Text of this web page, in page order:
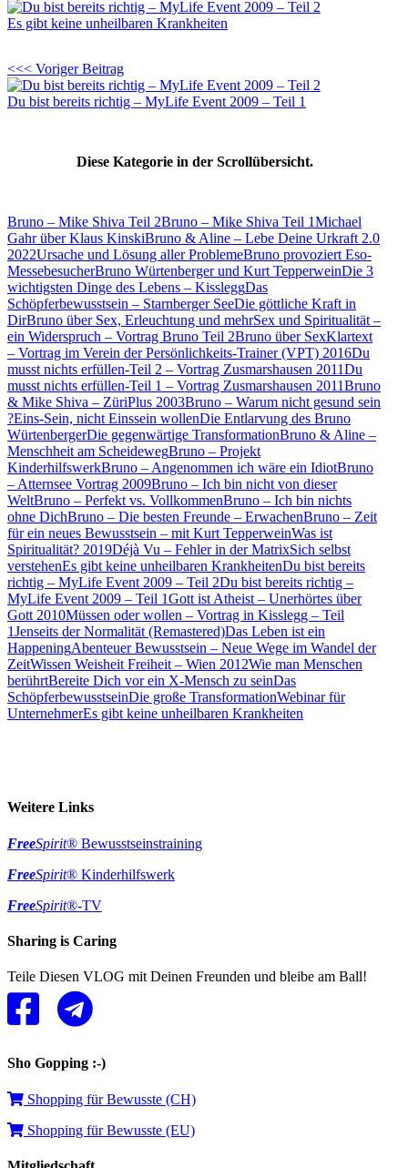
Es gibt keine unheilbaren Krankheiten
<<< Voriger Beitrag
Du bist bereits richtig – MyLife Event 2009 – Teil 1
Diese Kategorie in der Scrollübersicht.
Bruno – Mike Shiva Teil 2Bruno – Mike Shiva Teil 1Michael
Gahr über Klaus KinskiBruno & Aline – Lebe Deine Urkraft 2.0
2022Ursache und Lösung aller ProblemeBruno provoziert Eso-
MessebesucherBruno Würtenberger und Kurt TepperweinDie 3
wichtigsten Dinge des Lebens – KissleggDas
Schöpferbewusstsein – Starnberger SeeDie göttliche Kraft in
DirBruno über Sex, Erleuchtung und mehrSex und Spiritualität –
ein Widerspruch – Vortrag Bruno Teil 2Bruno über SexKlartext
– Vortrag im Verein der Persönlichkeits-Trainer (VPT) 2016Du
musst nichts erfüllen-Teil 2 – Vortrag Zusmarshausen 2011Du
musst nichts erfüllen-Teil 1 – Vortrag Zusmarshausen 2011Bruno
& Mike Shiva – ZüriPlus 2003Bruno – Warum nicht gesund sein
?Eins-Sein, nicht Einssein wollenDie Entlarvung des Bruno
WürtenbergerDie gegenwärtige TransformationBruno & Aline –
Menschheit am ScheidewegBruno – Projekt
KinderhilfswerkBruno – Angenommen ich wäre ein IdiotBruno
– Atternsee Vortrag 2009Bruno – Ich bin nicht von dieser
WeltBruno – Perfekt vs. VollkommenBruno – Ich bin nichts
ohne DichBruno – Die besten Freunde – ErwachenBruno – Zeit
für ein neues Bewusstsein – mit Kurt TepperweinWas ist
Spiritualität? 2019Déjà Vu – Fehler in der MatrixSich selbst
verstehenEs gibt keine unheilbaren KrankheitenDu bist bereits
richtig – MyLife Event 2009 – Teil 2Du bist bereits richtig –
MyLife Event 2009 – Teil 1Gott ist Atheist – Unerhörtes über
Gott 2010Müssen oder wollen – Vortrag in Kisslegg – Teil
1Jenseits der Normalität (Remastered)Das Leben ist ein
HappeningAbenteuer Bewusstsein – Neue Wege im Wandel der
ZeitWissen Weisheit Freiheit – Wien 2012Wie man Menschen
berührtBereite Dich vor ein X-Mensch zu seinDas
SchöpferbewusstseinDie große TransformationWebinar für
UnternehmerEs gibt keine unheilbaren Krankheiten
Weitere Links
FreeSpirit® Bewusstseinstraining
FreeSpirit® Kinderhilfswerk
FreeSpirit®-TV
Sharing is Caring
Teile Diesen VLOG mit Deinen Freunden und bleibe am Ball!
Sho Gopping :-)
Shopping für Bewusste (CH)
Shopping für Bewusste (EU)